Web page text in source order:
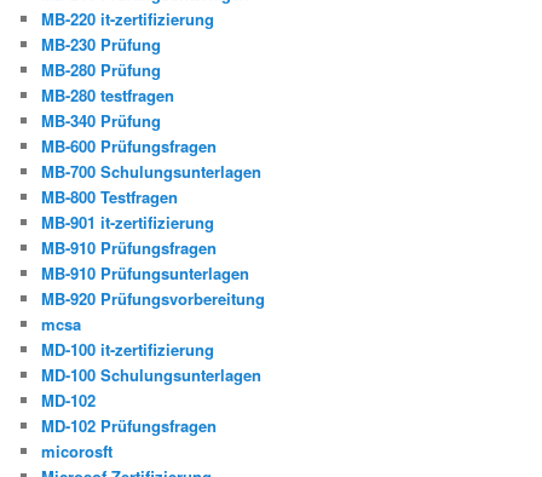
MB-220 it-zertifizierung
MB-230 Prüfung
MB-280 Prüfung
MB-280 testfragen
MB-340 Prüfung
MB-600 Prüfungsfragen
MB-700 Schulungsunterlagen
MB-800 Testfragen
MB-901 it-zertifizierung
MB-910 Prüfungsfragen
MB-910 Prüfungsunterlagen
MB-920 Prüfungsvorbereitung
mcsa
MD-100 it-zertifizierung
MD-100 Schulungsunterlagen
MD-102
MD-102 Prüfungsfragen
micorosft